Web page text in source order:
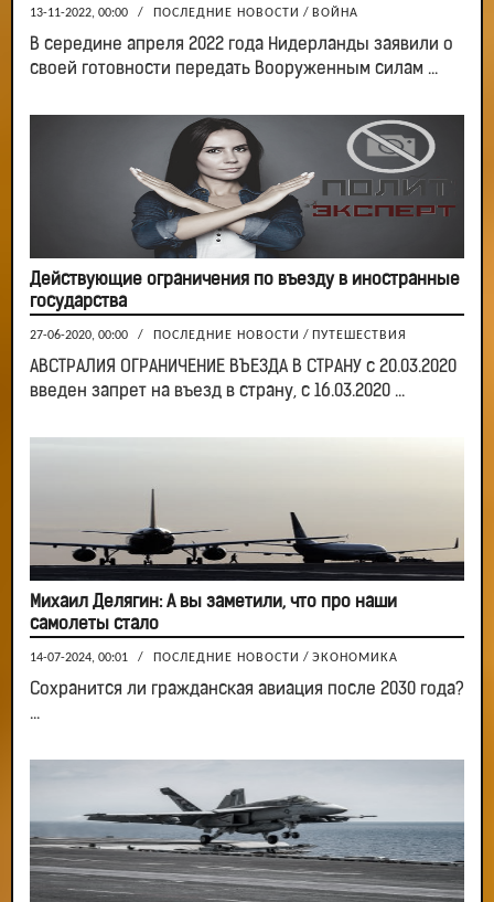
13-11-2022, 00:00 / ПОСЛЕДНИЕ НОВОСТИ / ВОЙНА
В середине апреля 2022 года Нидерланды заявили о
своей готовности передать Вооруженным силам ...
Действующие ограничения по въезду в иностранные
государства
27-06-2020, 00:00 / ПОСЛЕДНИЕ НОВОСТИ / ПУТЕШЕСТВИЯ
АВСТРАЛИЯ ОГРАНИЧЕНИЕ ВЪЕЗДА В СТРАНУ с 20.03.2020
введен запрет на въезд в страну, с 16.03.2020 ...
Михаил Делягин: А вы заметили, что про наши
самолеты стало
14-07-2024, 00:01 / ПОСЛЕДНИЕ НОВОСТИ / ЭКОНОМИКА
Сохранится ли гражданская авиация после 2030 года?
...